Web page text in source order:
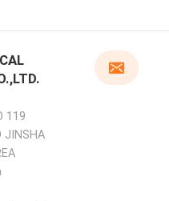
119
JINSHA